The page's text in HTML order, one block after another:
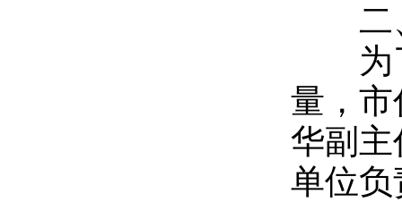
二
为了
量，
华副
单位